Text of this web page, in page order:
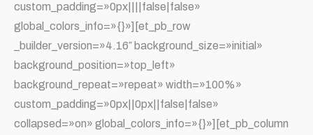
custom_padding=»0px||||false|false»
global_colors_info=»{}»][et_pb_row
_builder_version=»4.16″ background_size=»initial»
background_position=»top_left»
background_repeat=»repeat» width=»100%»
custom_padding=»0px||0px||false|false»
collapsed=»on» global_colors_info=»{}»][et_pb_column